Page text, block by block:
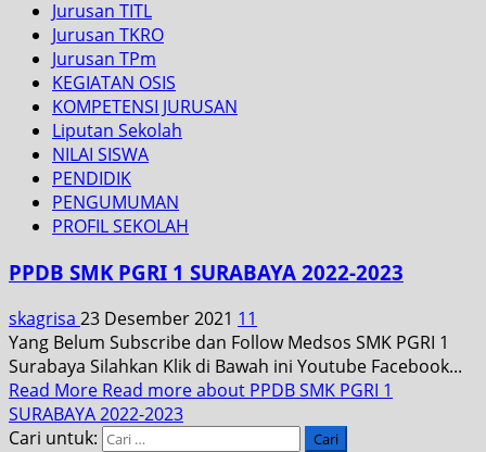
Jurusan TITL
Jurusan TKRO
Jurusan TPm
KEGIATAN OSIS
KOMPETENSI JURUSAN
Liputan Sekolah
NILAI SISWA
PENDIDIK
PENGUMUMAN
PROFIL SEKOLAH
PPDB SMK PGRI 1 SURABAYA 2022-2023
skagrisa 23 Desember 2021 11
Yang Belum Subscribe dan Follow Medsos SMK PGRI 1
Surabaya Silahkan Klik di Bawah ini Youtube Facebook...
Read More Read more about PPDB SMK PGRI 1
SURABAYA 2022-2023
Cari untuk: